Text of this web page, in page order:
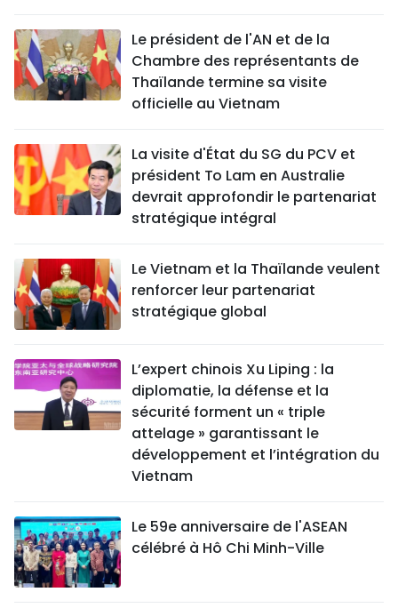
Le président de l'AN et de la
Chambre des représentants de
Thaïlande termine sa visite
officielle au Vietnam
La visite d'État du SG du PCV et
président To Lam en Australie
devrait approfondir le partenariat
stratégique intégral
Le Vietnam et la Thaïlande veulent
renforcer leur partenariat
stratégique global
L’expert chinois Xu Liping : la
diplomatie, la défense et la
sécurité forment un « triple
attelage » garantissant le
développement et l’intégration du
Vietnam
Le 59e anniversaire de l'ASEAN
célébré à Hô Chi Minh-Ville